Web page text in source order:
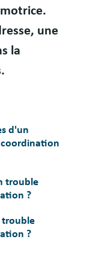
une
la
d'un
trouble
?
trouble
?